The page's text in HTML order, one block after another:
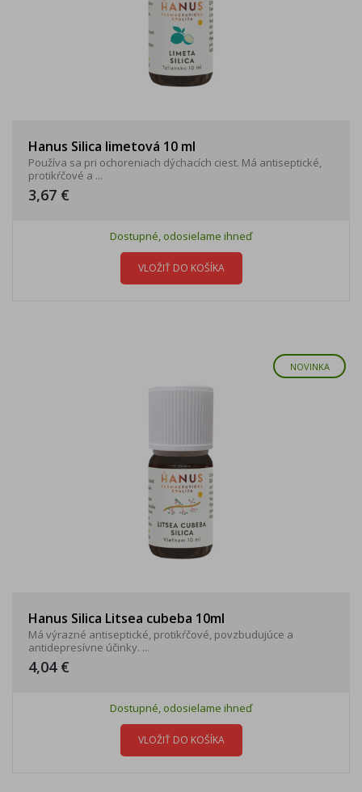
Hanus Silica limetová 10 ml
Používa sa pri ochoreniach dýchacích ciest. Má antiseptické,
protikŕčové a ...
3,67 €
Dostupné, odosielame ihneď
VLOŽIŤ DO KOŠÍKA
NOVINKA
Hanus Silica Litsea cubeba 10ml
Má výrazné antiseptické, protikŕčové, povzbudujúce a
antidepresívne účinky. ...
4,04 €
Dostupné, odosielame ihneď
VLOŽIŤ DO KOŠÍKA